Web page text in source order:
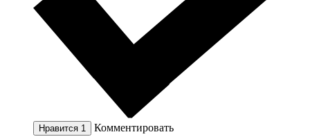
Нравится 1 Комментировать